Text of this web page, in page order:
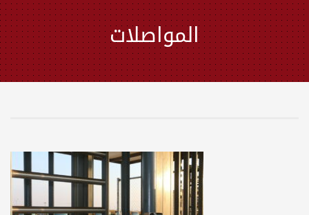
المواصلات